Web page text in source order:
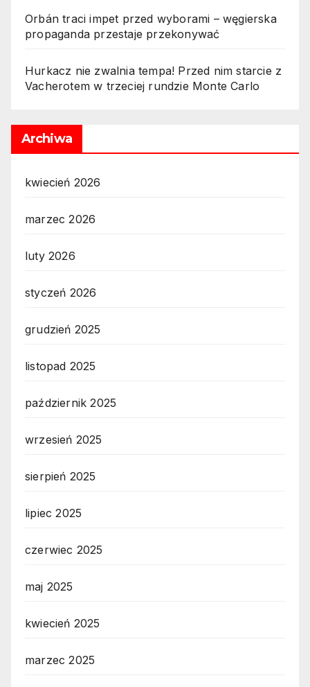
Orbán traci impet przed wyborami – węgierska
propaganda przestaje przekonywać
Hurkacz nie zwalnia tempa! Przed nim starcie z
Vacherotem w trzeciej rundzie Monte Carlo
Archiwa
kwiecień 2026
marzec 2026
luty 2026
styczeń 2026
grudzień 2025
listopad 2025
październik 2025
wrzesień 2025
sierpień 2025
lipiec 2025
czerwiec 2025
maj 2025
kwiecień 2025
marzec 2025